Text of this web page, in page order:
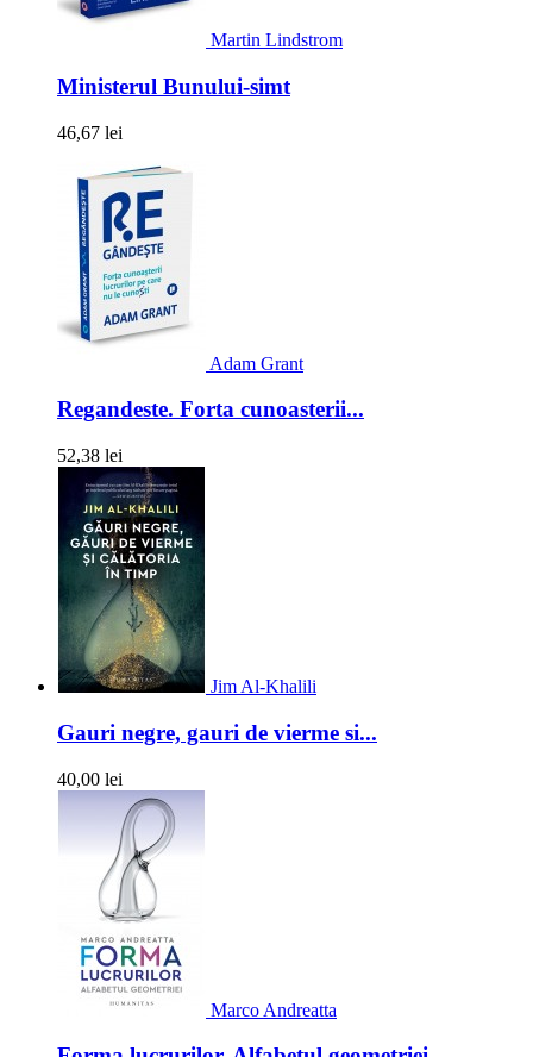
Martin Lindstrom
Ministerul Bunului-simt
46,67 lei
Adam Grant
Regandeste. Forta cunoasterii...
52,38 lei
Jim Al-Khalili
Gauri negre, gauri de vierme si...
40,00 lei
Marco Andreatta